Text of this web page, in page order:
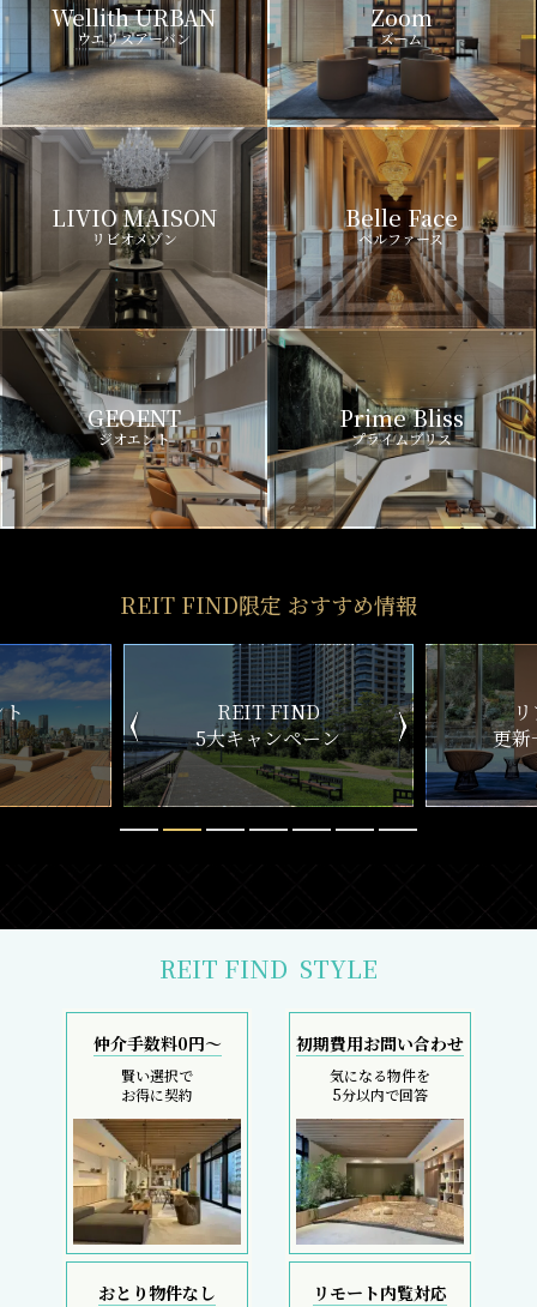
Wellith URBAN
ウエリスアーバン
Zoom
ズーム
LIVIO MAISON
リビオメゾン
Belle Face
ベルファース
GEOENT
ジオエント
Prime Bliss
プライムブリス
REIT FIND限定 おすすめ情報
ン
リアルタイム
更新一覧チェック
新
REIT FIND STYLE
仲介手数料0円～
賢い選択で
お得に契約
初期費用お問い合わせ
気になる物件を
5分以内で回答
おとり物件なし リモート内覧対応